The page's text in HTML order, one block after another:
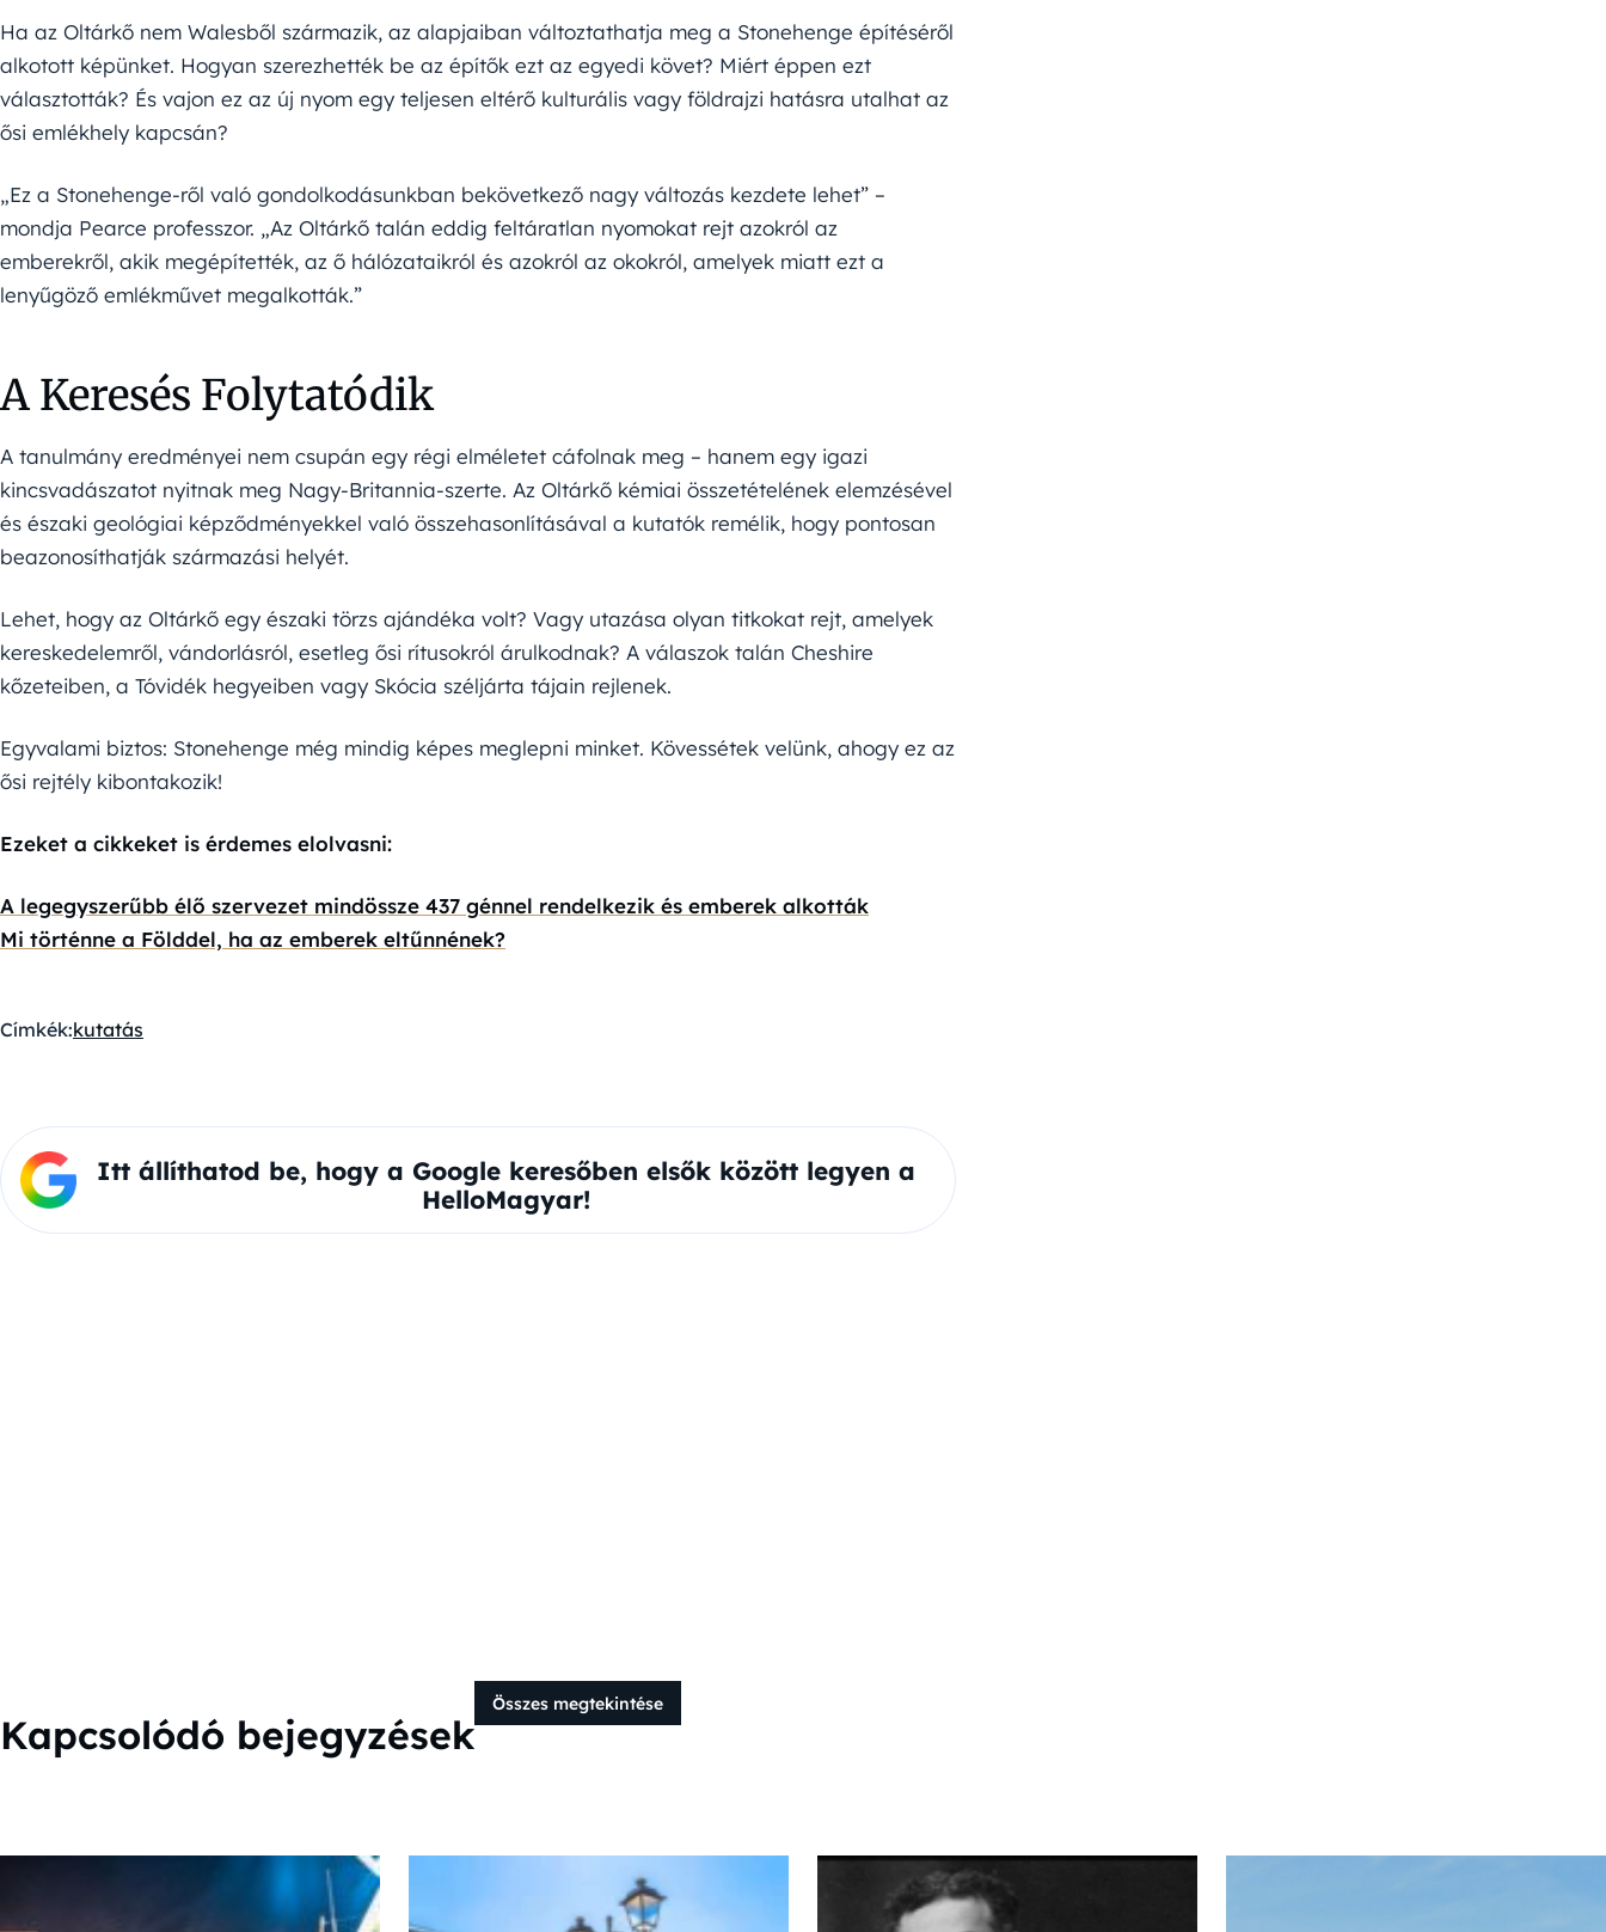
Ha az Oltárkő nem Walesből származik, az alapjaiban változtathatja meg a Stonehenge építéséről
alkotott képünket. Hogyan szerezhették be az építők ezt az egyedi követ? Miért éppen ezt
választották? És vajon ez az új nyom egy teljesen eltérő kulturális vagy földrajzi hatásra utalhat az
ősi emlékhely kapcsán?
„Ez a Stonehenge-ről való gondolkodásunkban bekövetkező nagy változás kezdete lehet” –
mondja Pearce professzor. „Az Oltárkő talán eddig feltáratlan nyomokat rejt azokról az
emberekről, akik megépítették, az ő hálózataikról és azokról az okokról, amelyek miatt ezt a
lenyűgöző emlékművet megalkották.”
A Keresés Folytatódik
A tanulmány eredményei nem csupán egy régi elméletet cáfolnak meg – hanem egy igazi
kincsvadászatot nyitnak meg Nagy-Britannia-szerte. Az Oltárkő kémiai összetételének elemzésével
és északi geológiai képződményekkel való összehasonlításával a kutatók remélik, hogy pontosan
beazonosíthatják származási helyét.
Lehet, hogy az Oltárkő egy északi törzs ajándéka volt? Vagy utazása olyan titkokat rejt, amelyek
kereskedelemről, vándorlásról, esetleg ősi rítusokról árulkodnak? A válaszok talán Cheshire
kőzeteiben, a Tóvidék hegyeiben vagy Skócia széljárta tájain rejlenek.
Egyvalami biztos: Stonehenge még mindig képes meglepni minket. Kövessétek velünk, ahogy ez az
ősi rejtély kibontakozik!
Ezeket a cikkeket is érdemes elolvasni:
A legegyszerűbb élő szervezet mindössze 437 génnel rendelkezik és emberek alkották
Mi történne a Földdel, ha az emberek eltűnnének?
Címkék:kutatás
Itt állíthatod be, hogy a Google keresőben elsők között legyen a
HelloMagyar!
Kapcsolódó bejegyzések
Összes megtekintése